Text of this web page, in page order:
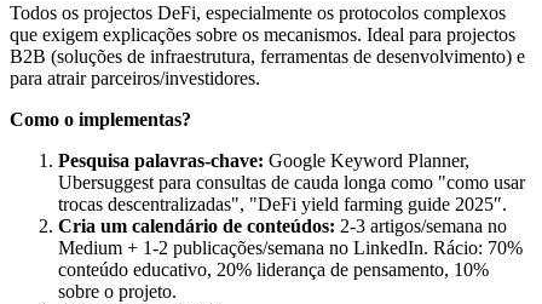
Todos os projectos DeFi, especialmente os protocolos complexos
que exigem explicações sobre os mecanismos. Ideal para projectos
B2B (soluções de infraestrutura, ferramentas de desenvolvimento) e
para atrair parceiros/investidores.
Como o implementas?
Pesquisa palavras-chave: Google Keyword Planner,
Ubersuggest para consultas de cauda longa como "como usar
trocas descentralizadas", "DeFi yield farming guide 2025″.
Cria um calendário de conteúdos: 2-3 artigos/semana no
Medium + 1-2 publicações/semana no LinkedIn. Rácio: 70%
conteúdo educativo, 20% liderança de pensamento, 10%
sobre o projeto.